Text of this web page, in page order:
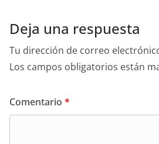
Deja una respuesta
Tu dirección de correo
Los campos obligatorios están
Comentario *